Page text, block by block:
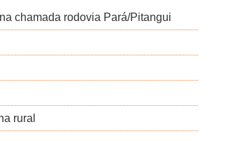
chamada rodovia Pará/Pitangui
rural